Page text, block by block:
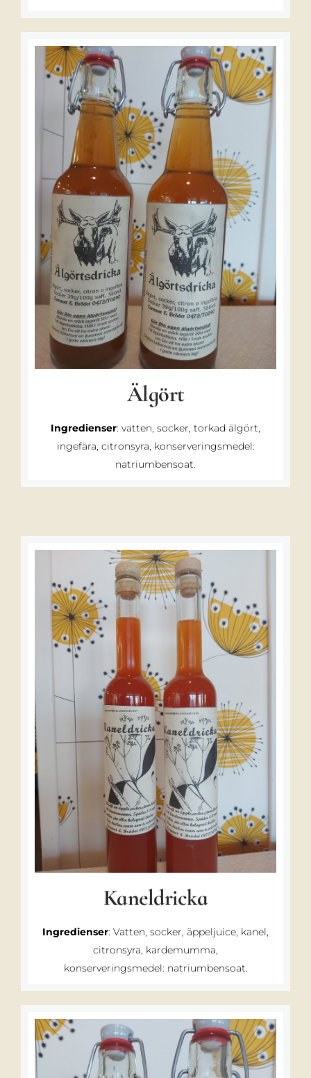
Älgört
Ingredienser: vatten, socker, torkad älgört,
ingefära, citronsyra, konserveringsmedel:
natriumbensoat.
Kaneldricka
Ingredienser: Vatten, socker, äppeljuice, kanel,
citronsyra, kardemumma,
konserveringsmedel: natriumbensoat.